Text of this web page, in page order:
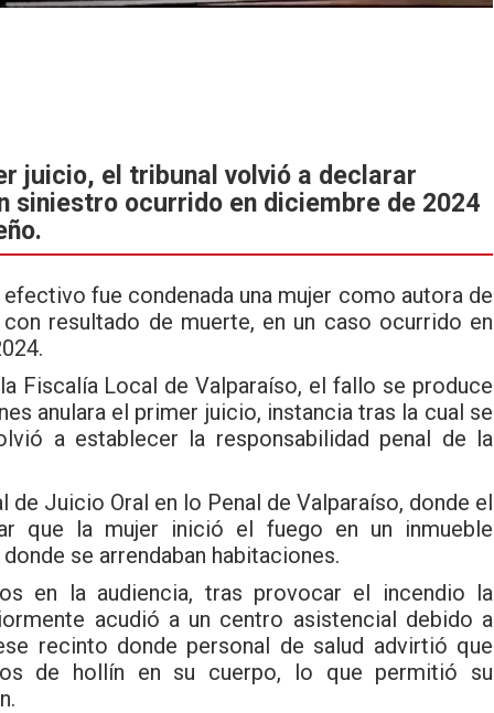
juicio, el tribunal volvió a declarar
siniestro ocurrido en diciembre de 2024
fue condenada una mujer como autora de
resultado de muerte, en un caso ocurrido en
Fiscalía Local de Valparaíso, el fallo se produce
anulara el primer juicio, instancia tras la cual se
a establecer la responsabilidad penal de la
de Juicio Oral en lo Penal de Valparaíso, donde el
que la mujer inició el fuego en un inmueble
se arrendaban habitaciones.
en la audiencia, tras provocar el incendio la
acudió a un centro asistencial debido a
recinto donde personal de salud advirtió que
de hollín en su cuerpo, lo que permitió su